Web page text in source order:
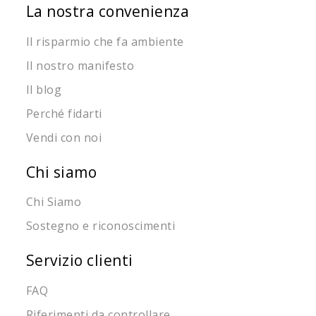
La nostra convenienza
Il risparmio che fa ambiente
Il nostro manifesto
Il blog
Perché fidarti
Vendi con noi
Chi siamo
Chi Siamo
Sostegno e riconoscimenti
Servizio clienti
FAQ